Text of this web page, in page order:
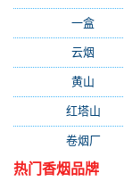
一盒
云烟
黄山
红塔山
卷烟厂(154)
热门香烟品牌